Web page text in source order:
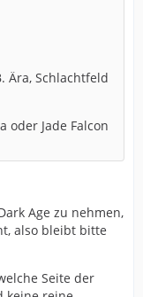
Ära, Schlachtfeld
Jade Falcon
Age zu nehmen,
also bleibt bitte
Seite der